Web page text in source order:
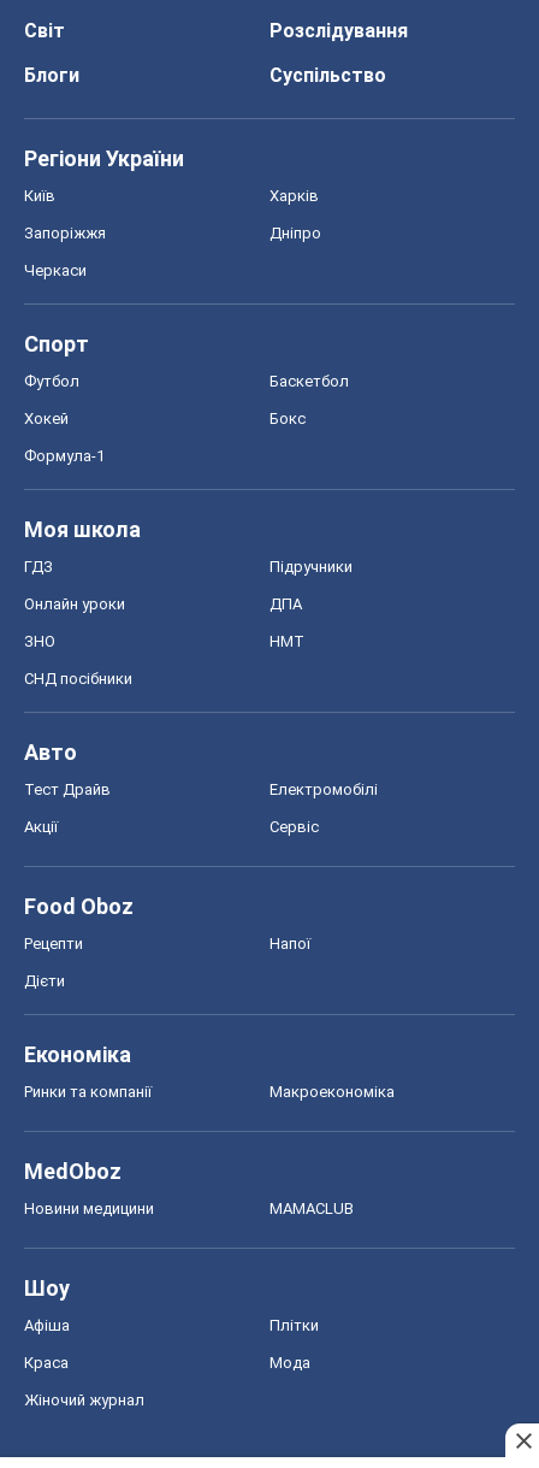
Світ
Розслідування
Блоги
Суспільство
Регіони України
Київ Харків
Запоріжжя Дніпро
Черкаси
Спорт
Футбол Баскетбол
Хокей Бокс
Формула-1
Моя школа
ГДЗ Підручники
Онлайн уроки ДПА
ЗНО НМТ
СНД посібники
Авто
Тест Драйв Електромобілі
Акції Сервіс
Food Oboz
Рецепти Напої
Дієти
Економіка
Ринки та компанії Макроекономіка
MedOboz
Новини медицини MAMACLUB
Шоу
Афіша Плітки
Краса Мода
Жіночий журнал